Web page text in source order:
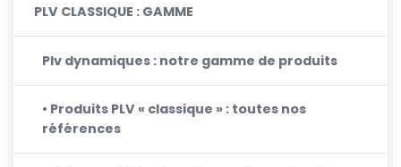
PLV CLASSIQUE : GAMME
Plv dynamiques : notre gamme de produits
• Produits PLV « classique » : toutes nos
références